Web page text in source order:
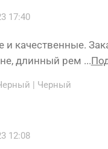
17:40
и качественные.
длинный рем ...
Черный
12:08